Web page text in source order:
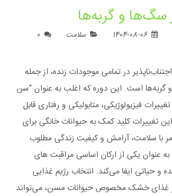
سگ‌ها و گربه‌ها
1404-08-06 سلامت
در تمامی موجودات زنده، از جمله
گربه‌ها است. این دوره که اغلب به عنوان “سن
فیزیولوژیکی، متابولیکی و رفتاری قابل
تغییرات کلید کمک به حیوانات خانگی برای
با سلامت، آرامش و کیفیت زندگی مطلوب
عنوان یکی از ارکان اساسی مراقبت های
و حیاتی ایفا می‌کند. انتخاب رژیم غذایی
از غذای خشک مخصوص حیوانات مسن، می‌تواند